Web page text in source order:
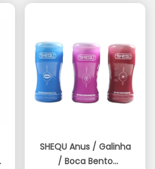
SHEQU Anus / Galinha
/ Boca Bento